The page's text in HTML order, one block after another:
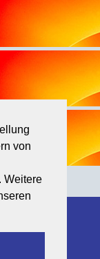
von
Weitere